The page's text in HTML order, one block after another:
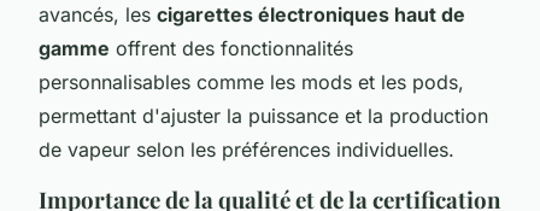
avancés, les cigarettes électroniques haut de
gamme offrent des fonctionnalités
personnalisables comme les mods et les pods,
permettant d'ajuster la puissance et la production
de vapeur selon les préférences individuelles.
Importance de la qualité et de la certification